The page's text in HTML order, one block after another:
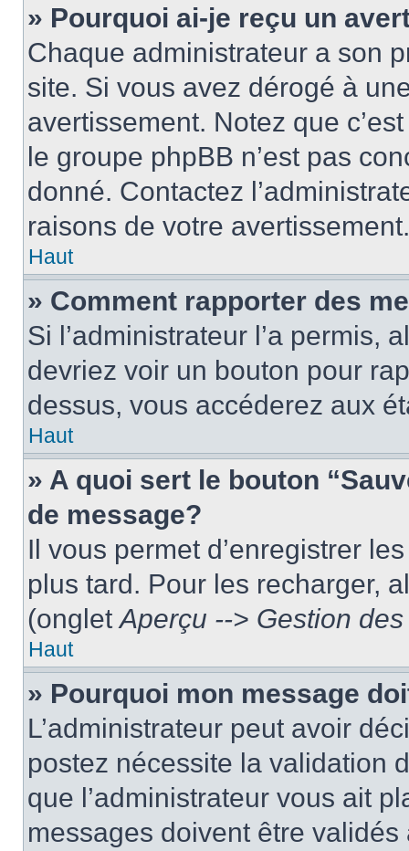
» Pourquoi ai-je reçu un
Chaque administrateur a son
site. Si vous avez dérogé à
avertissement. Notez que
le groupe phpBB n’est pas
donné. Contactez
raisons de votre avertissement.
Haut
» Comment rapporter des
Si l’administrateur l’a permis,
devriez voir un bouton pour
dessus, vous accéderez aux
Haut
» A quoi sert le bouton
de message?
Il vous permet d’enregistrer
plus tard. Pour les recharger,
(ongletAperçu --> Gestion
Haut
» Pourquoi mon message
L’administrateur peut avoir
postez nécessite la validation
que l’administrateur vous ait
messages doivent être validés